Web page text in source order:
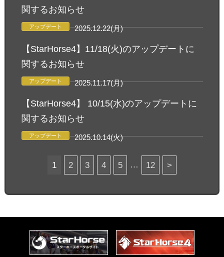
関するお知らせ
アップデート 2025.12.22(月)
【StarHorse4】11/18(火)のアップデートに
関するお知らせ
アップデート 2025.11.17(月)
【StarHorse4】 10/15(水)のアップデートに
関するお知らせ
アップデート 2025.10.14(火)
1 2 3 4 5 … 12 >